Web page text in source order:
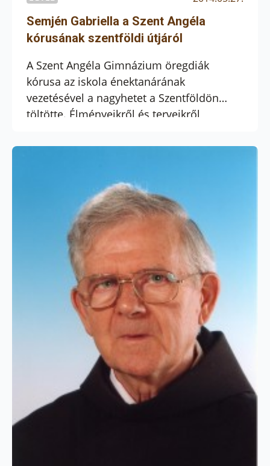
Semjén Gabriella a Szent Angéla
kórusának szentföldi útjáról
A Szent Angéla Gimnázium öregdiák
kórusa az iskola énektanárának
vezetésével a nagyhetet a Szentföldön
töltötte. Élményeikről és terveikről
Katolikus Rádiónak május 18-án. A műsort